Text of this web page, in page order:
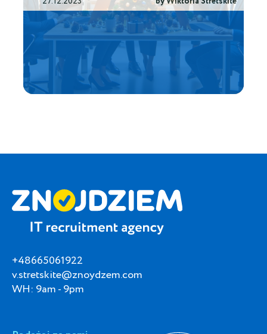
+48665061922
v.stretskite@znoydzem.com
WH: 9am - 9pm